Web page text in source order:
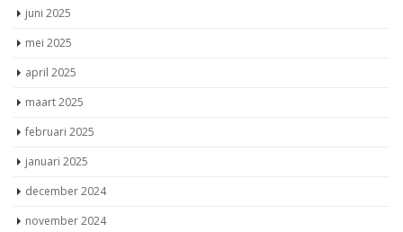
juni 2025
mei 2025
april 2025
maart 2025
februari 2025
januari 2025
december 2024
november 2024